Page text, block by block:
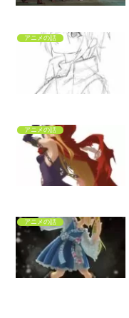
アニメの話
アニメの話
アニメの話